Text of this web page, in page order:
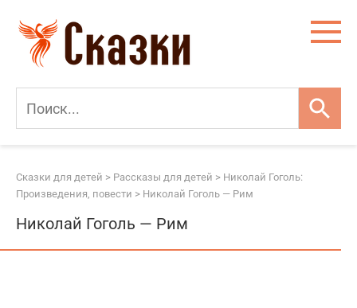
контенту
Сказки для детей > Рассказы для детей > Николай Гоголь:
Произведения, повести > Николай Гоголь — Рим
Николай Гоголь — Рим